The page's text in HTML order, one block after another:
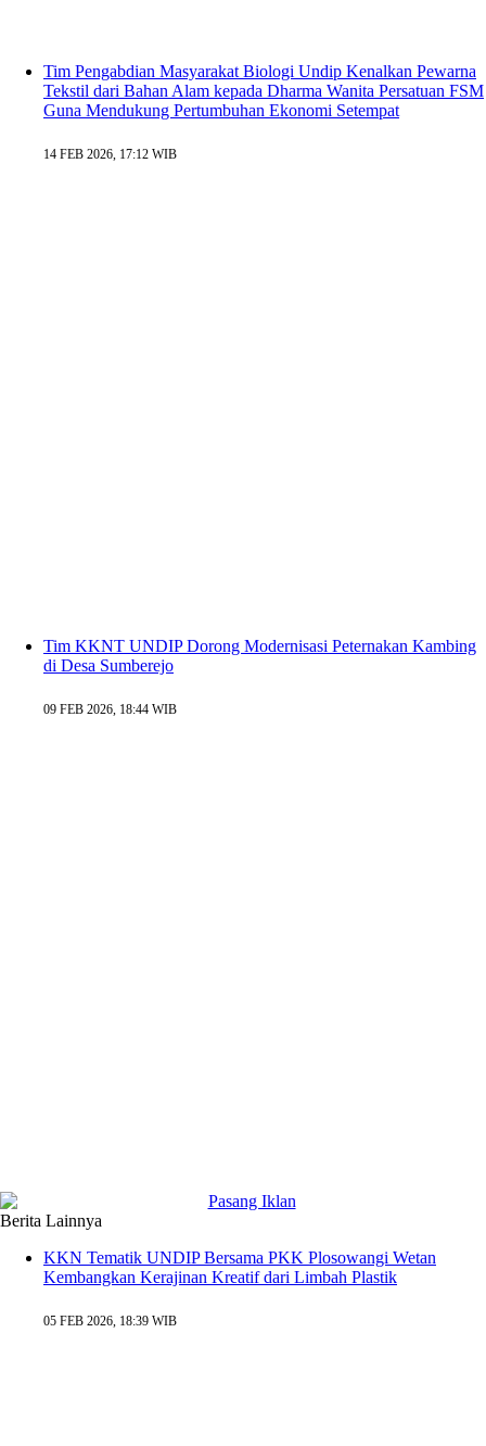
Tim Pengabdian Masyarakat Biologi Undip Kenalkan Pewarna
Tekstil dari Bahan Alam kepada Dharma Wanita Persatuan FSM
Guna Mendukung Pertumbuhan Ekonomi Setempat
14 FEB 2026, 17:12 WIB
Tim KKNT UNDIP Dorong Modernisasi Peternakan Kambing
di Desa Sumberejo
09 FEB 2026, 18:44 WIB
Berita Lainnya
KKN Tematik UNDIP Bersama PKK Plosowangi Wetan
Kembangkan Kerajinan Kreatif dari Limbah Plastik
05 FEB 2026, 18:39 WIB